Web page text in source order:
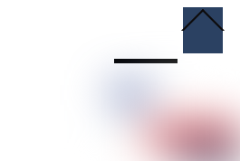
To